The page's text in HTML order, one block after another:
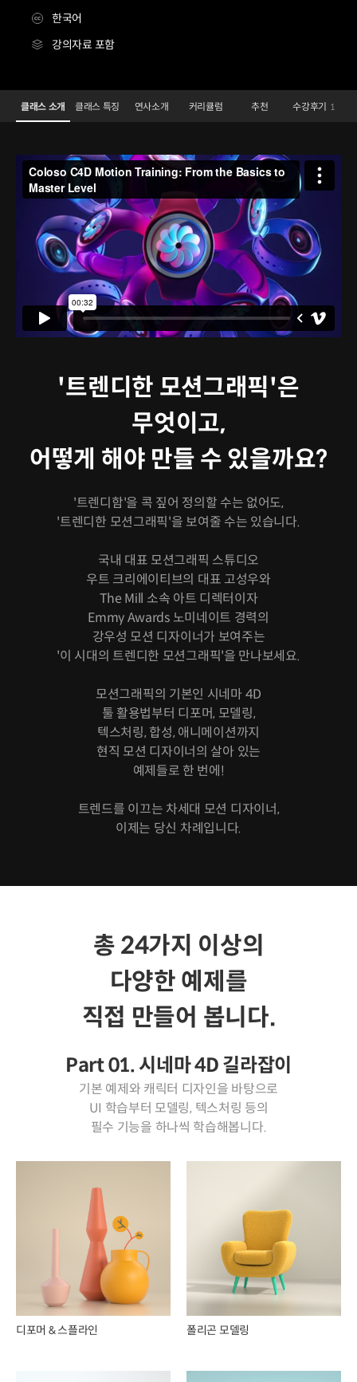
한국어
강의자료 포함
C4D 트렌드 Class: 제품부터 캐릭터까지Details
Configuration Information Shortcuts
클래스 소개 클래스 특징 연사소개 커리큘럼 추천 수강후기 1
'트렌디한 모션그래픽'은
무엇이고,
어떻게 해야 만들 수 있을까요?
'트렌디함'을 콕 짚어 정의할 수는 없어도,
'트렌디한 모션그래픽'을 보여줄 수는 있습니다.
국내 대표 모션그래픽 스튜디오
우트 크리에이티브의 대표 고성우와
The Mill 소속 아트 디렉터이자
Emmy Awards 노미네이트 경력의
강우성 모션 디자이너가 보여주는
'이 시대의 트렌디한 모션그래픽'을 만나보세요.
모션그래픽의 기본인 시네마 4D
툴 활용법부터 디포머, 모델링,
텍스처링, 합성, 애니메이션까지
현직 모션 디자이너의 살아 있는
예제들로 한 번에!
트렌드를 이끄는 차세대 모션 디자이너,
이제는 당신 차례입니다.
총 24가지 이상의
다양한 예제를
직접 만들어 봅니다.
Part 01. 시네마 4D 길라잡이
기본 예제와 캐릭터 디자인을 바탕으로
UI 학습부터 모델링, 텍스처링 등의
필수 기능을 하나씩 학습해봅니다.
디포머 & 스플라인 폴리곤 모델링